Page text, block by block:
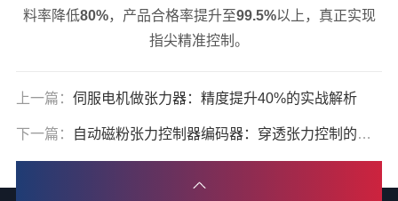
料率降低80%，产品合格率提升至99.5%以上，真正实现
指尖精准控制。
上一篇： 伺服电机做张力器：精度提升40%的实战解析
下一篇： 自动磁粉张力控制器编码器：穿透张力控制的精准奥秘